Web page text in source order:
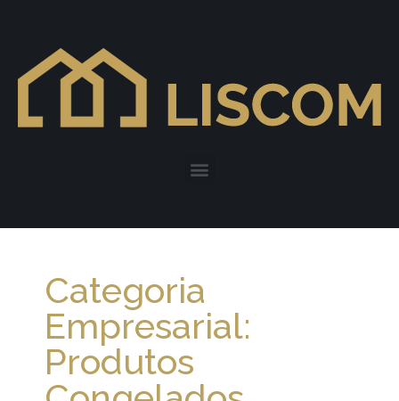
Categoria
Empresarial:
Produtos